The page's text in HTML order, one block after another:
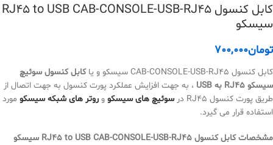
کابل کنسول RJ45 to USB CAB-CONSOLE-USB-RJ45
سیسکو
تومان700,000
کابل کنسول CAB-CONSOLE-USB-RJ45 سیسکو و یا
کابل کنسول سوئیچ
سیسکو RJ45 به USB
، به جهت افزایش عملکرد پورت کنسول به جهت اتصال از
طریق پورت کنسول RJ45 در
سوئیچ های سیسکو و روتر های شبکه سیسکو مورد
استفاده قرار می گیرد.
مشخصاتکابل کنسول RJ45 to USB CAB-CONSOLE-USB-RJ45 سیسکو